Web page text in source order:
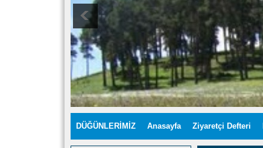
DÜĞÜNLERİMİZ Anasayfa Ziyaretçi Defteri